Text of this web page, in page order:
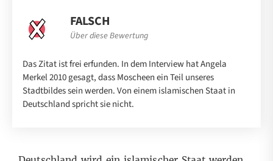
FALSCH
Über diese Bewertung
Das Zitat ist frei erfunden. In dem Interview hat Angela
Merkel 2010 gesagt, dass Moscheen ein Teil unseres
Stadtbildes sein werden. Von einem islamischen Staat in
Deutschland spricht sie nicht.